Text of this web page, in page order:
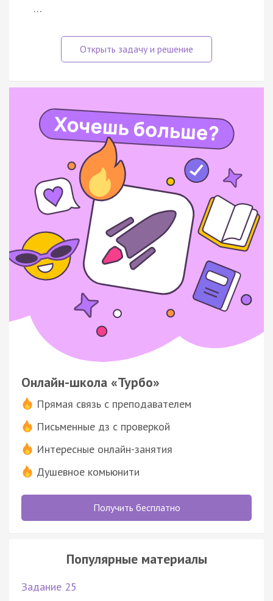
…
Онлайн-школа «Турбо»
Прямая связь с преподавателем
Письменные дз с проверкой
Интересные онлайн-занятия
Душевное комьюнити
Получить бесплатно
Популярные материалы
Задание 25